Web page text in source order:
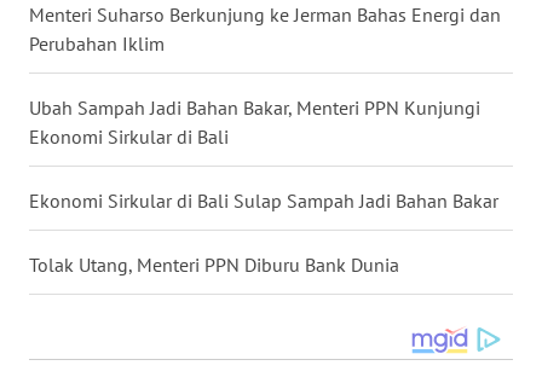
Menteri Suharso Berkunjung ke Jerman Bahas Energi dan
Perubahan Iklim
Ubah Sampah Jadi Bahan Bakar, Menteri PPN Kunjungi
Ekonomi Sirkular di Bali
Ekonomi Sirkular di Bali Sulap Sampah Jadi Bahan Bakar
Tolak Utang, Menteri PPN Diburu Bank Dunia
KALTARA
WN
KALSEL
WN
KALTIM
WN